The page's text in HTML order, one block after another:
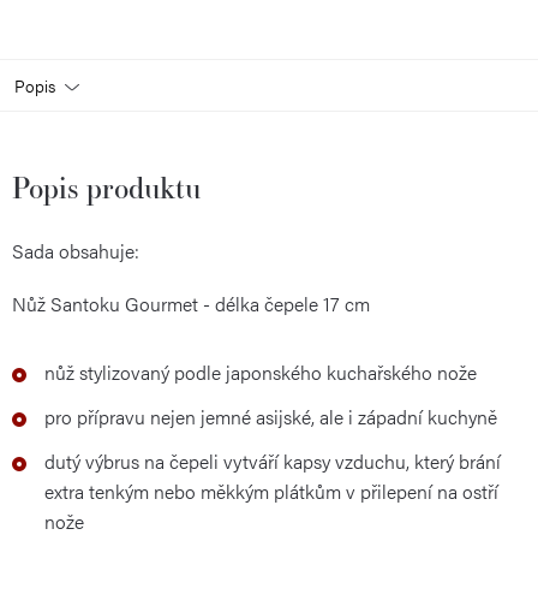
Popis
Popis produktu
Sada obsahuje:
Nůž Santoku Gourmet - délka čepele 17 cm
nůž stylizovaný podle japonského kuchařského nože
pro přípravu nejen jemné asijské, ale i západní kuchyně
dutý výbrus na čepeli vytváří kapsy vzduchu, který brání
extra tenkým nebo měkkým plátkům v přilepení na ostří
nože